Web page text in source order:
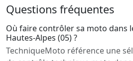
Questions fréquentes
Où faire contrôler sa moto dans
Hautes-Alpes (05) ?
TechniqueMoto référence une